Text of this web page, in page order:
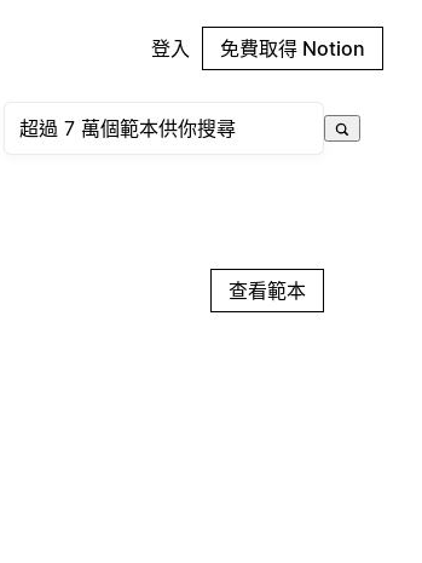
登入 免費取得 Notion
查看範本